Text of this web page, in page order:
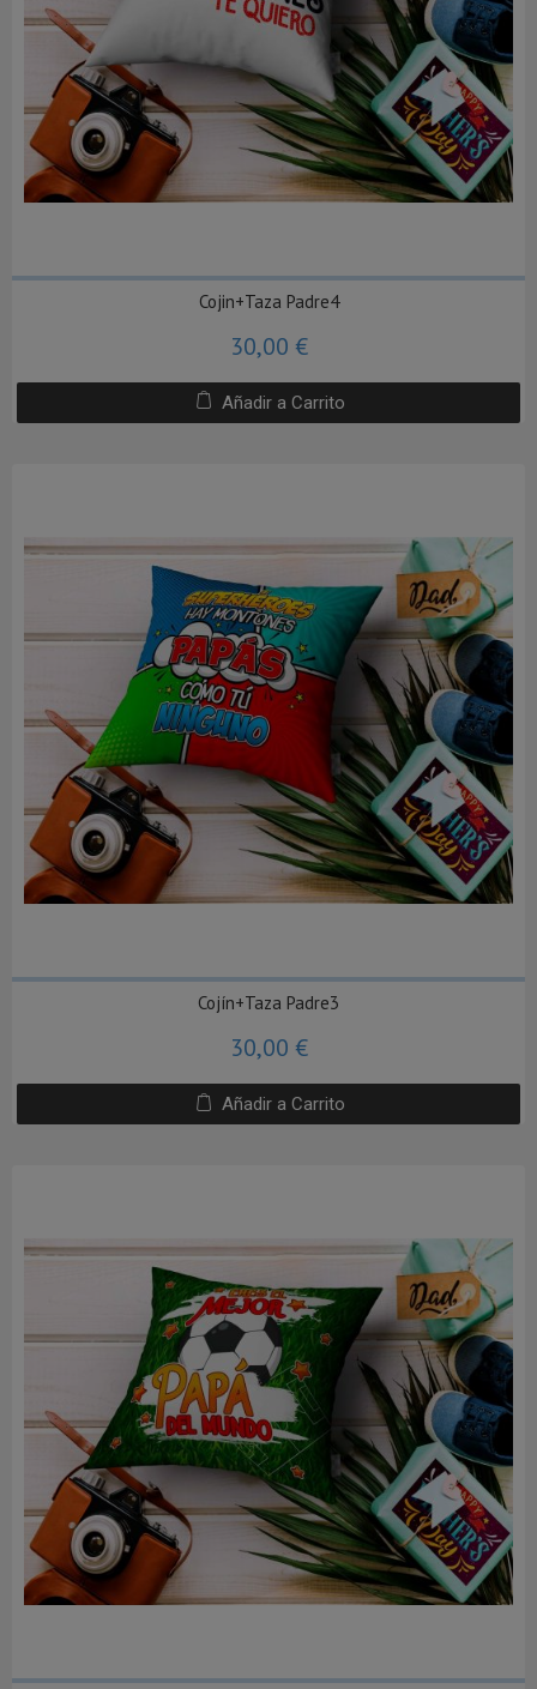
Cojin+Taza Padre4
30,00 €
Añadir a Carrito
Cojín+Taza Padre3
30,00 €
Añadir a Carrito